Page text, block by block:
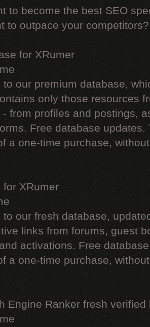
to become the best SEO
to outpace your competitors?
for XRumer
to our premium database,
only those resources
from profiles and postings,
Free database updates.
a one-time purchase,
for XRumer
to our fresh database,
links from forums, guest
activations. Free
a one-time purchase,
Engine Ranker fresh verified